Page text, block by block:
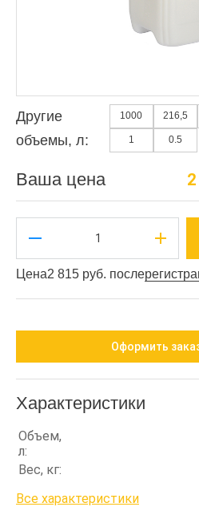
Другие
объемы, л:
1000 216,5
1 0.5
Ваша цена
Цена2 815 руб. после
Оформить
Характеристики
Объем,
л:
Вес, кг:
Все характеристики